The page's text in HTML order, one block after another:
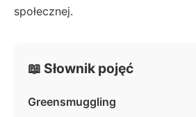
społecznej.
📖 Słownik pojęć
Greensmuggling